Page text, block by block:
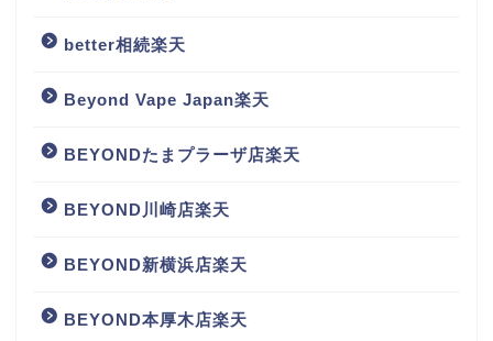
better相続楽天
Beyond Vape Japan楽天
BEYONDたまプラーザ店楽天
BEYOND川崎店楽天
BEYOND新横浜店楽天
BEYOND本厚木店楽天